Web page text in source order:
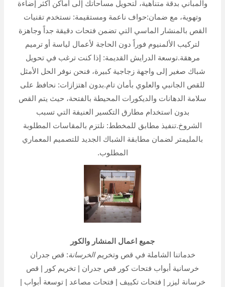
والمباني بدقة متناهية، لتحويل مساحاتك إلى أماكن أكثر إضاءة
وتهوية، مع ضمان:حواف ناعمة ومستقيمة: نستخدم تقنيات
القص بالمنشار الماسي التي تضمن فتحات دقيقة جداً وجاهزة
لتركيب الألمنيوم فوراً دون الحاجة لأعمال لياسة أو ترميم
مرهقة.توسعة الدرايش القديمة: إذا كنت ترغب في تحويل
شباك صغير إلى واجهة زجاجية كبيرة، فنحن نوفر الحل الأمثل
للقص الجانبي والعلوي بأمان تام.بدون اهتزازات: نحافظ على
سلامة الدهانات والديكورات المحيطة بالفتحة، حيث يتم القص
بدون استخدام مطارق التكسير العنيفة التي تسبب
الشروخ.تنفيذ مطابق للمخطط: نلتزم بالمقاسات المطلوبة
بالمليمتر لضمان مطابقة الشباك الجديد للتصميم المعماري
المطلوب.
جميع اعمال المنشار والكور
خدماتنا الشاملة في قص وتخريمالخرسانة: قص جدران
خرسانية أبواب فتحات كور قص جدران | تخريم كور | قص
خرسانة ليزر | فتحات تكييف | فتحات مصاعد | توسعة أبواب |